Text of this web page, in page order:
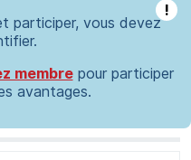
!
participer, vous devez
membrepour participer
avantages.